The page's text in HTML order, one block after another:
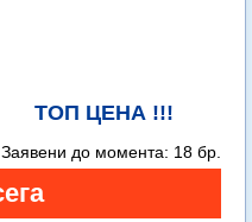
ТОП ЦЕНА !!!
Заявени до момента: 18 бр.